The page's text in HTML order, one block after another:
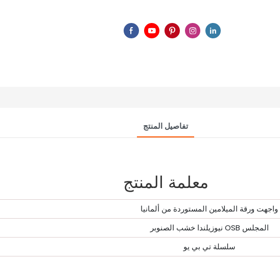
تفاصيل المنتج
معلمة المنتج
واجهت ورقة الميلامين المستوردة من ألمانيا
نيوزيلندا خشب الصنوبر OSB المجلس
سلسلة تي بي يو